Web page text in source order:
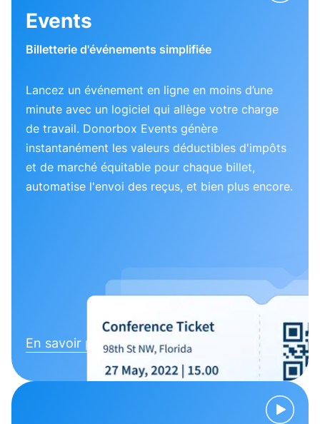
Events
Billetterie d'événements simplifiée
Lancez un événement en ligne en moins d’une
minute avec un logiciel qui allège votre charge
de travail. Donorbox Events génère
instantanément les valeurs déductibles d'impôts
et de marché équitable pour chaque billet,
automatise l'envoi des reçus, et bien plus encore.
En savoir plus